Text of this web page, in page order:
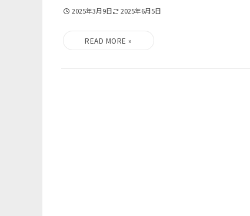
2025年3月9日 2025年6月5日